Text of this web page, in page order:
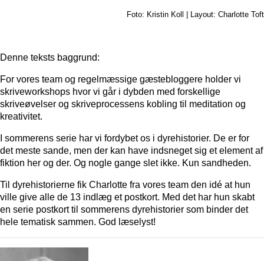
Foto: Kristin Koll | Layout: Charlotte Toft
Denne teksts baggrund:
For vores team og regelmæssige gæstebloggere holder vi
skriveworkshops hvor vi går i dybden med forskellige
skriveøvelser og skriveprocessens kobling til meditation og
kreativitet.
I sommerens serie har vi fordybet os i dyrehistorier. De er for
det meste sande, men der kan have indsneget sig et element af
fiktion her og der. Og nogle gange slet ikke. Kun sandheden.
Til dyrehistorierne fik Charlotte fra vores team den idé at hun
ville give alle de 13 indlæg et postkort. Med det har hun skabt
en serie postkort til sommerens dyrehistorier som binder det
hele tematisk sammen. God læselyst!